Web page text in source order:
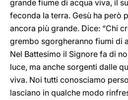
grande fiume di acqua viva, il
feconda la terra. Gesù ha però
ancora più grande. Dice: “Chi
grembo sgorgheranno fiumi di
Nel Battesimo il Signore fa di
luce, ma anche sorgenti dalle
viva. Noi tutti conosciamo
lasciano in qualche modo